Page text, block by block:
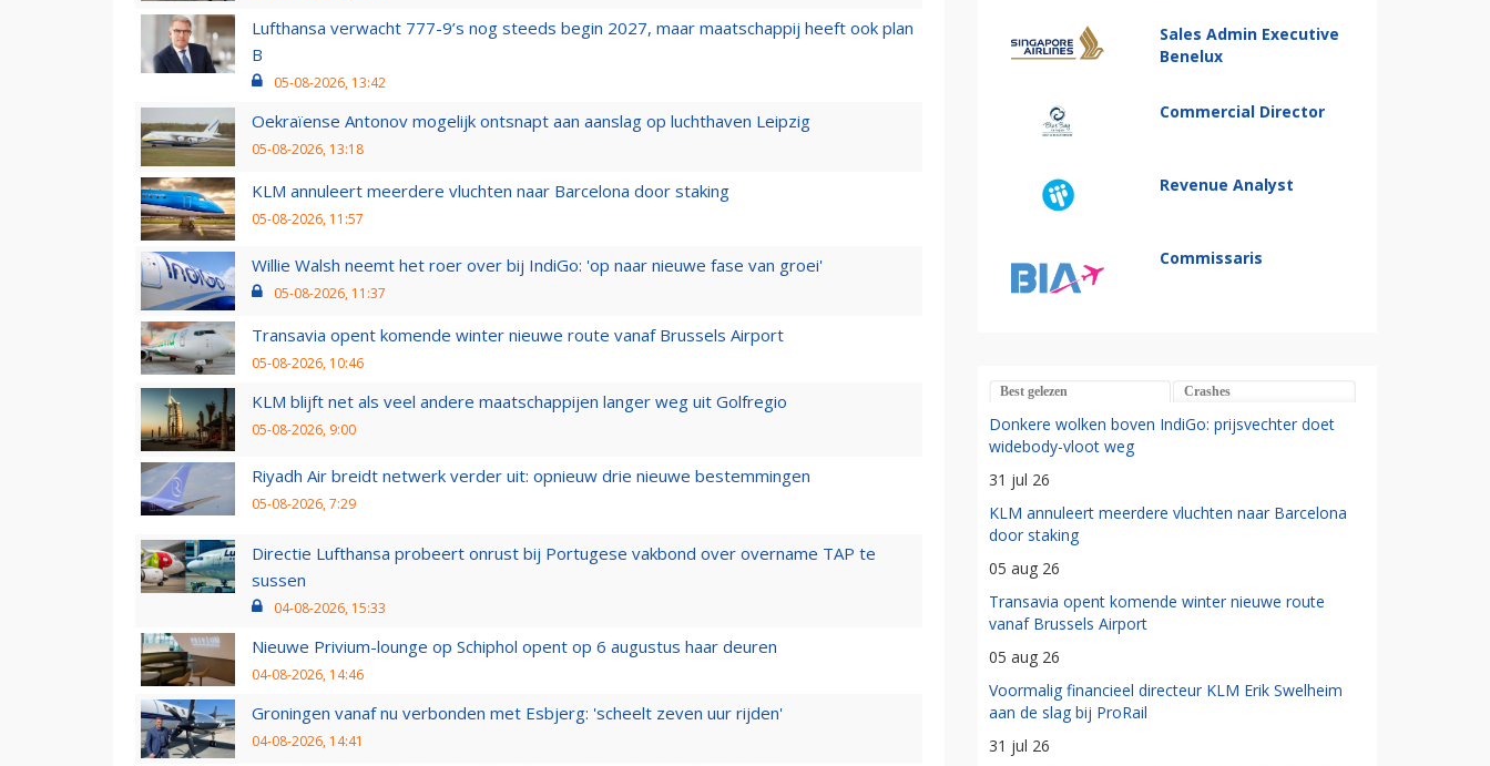
Lufthansa verwacht 777-9’s nog steeds begin 2027, maar maatschappij heeft ook plan
B
05-08-2026, 13:42
Oekraïense Antonov mogelijk ontsnapt aan aanslag op luchthaven Leipzig
05-08-2026, 13:18
KLM annuleert meerdere vluchten naar Barcelona door staking
05-08-2026, 11:57
Willie Walsh neemt het roer over bij IndiGo: 'op naar nieuwe fase van groei'
05-08-2026, 11:37
Transavia opent komende winter nieuwe route vanaf Brussels Airport
05-08-2026, 10:46
KLM blijft net als veel andere maatschappijen langer weg uit Golfregio
05-08-2026, 9:00
Riyadh Air breidt netwerk verder uit: opnieuw drie nieuwe bestemmingen
05-08-2026, 7:29
Directie Lufthansa probeert onrust bij Portugese vakbond over overname TAP te
sussen
04-08-2026, 15:33
Nieuwe Privium-lounge op Schiphol opent op 6 augustus haar deuren
04-08-2026, 14:46
Groningen vanaf nu verbonden met Esbjerg: 'scheelt zeven uur rijden'
04-08-2026, 14:41
Sales Admin Executive
Benelux
Commercial Director
Revenue Analyst
Commissaris
Best gelezen Crashes
Donkere wolken boven IndiGo: prijsvechter doet
widebody-vloot weg
31 jul 26
KLM annuleert meerdere vluchten naar Barcelona
door staking
05 aug 26
Transavia opent komende winter nieuwe route
vanaf Brussels Airport
05 aug 26
Voormalig financieel directeur KLM Erik Swelheim
aan de slag bij ProRail
31 jul 26